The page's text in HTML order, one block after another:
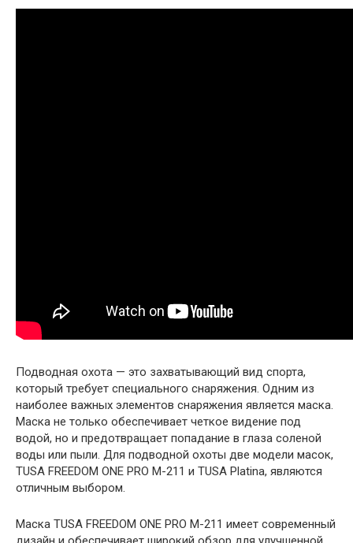
Подводная охота — это захватывающий вид спорта,
который требует специального снаряжения. Одним из
наиболее важных элементов снаряжения является маска.
Маска не только обеспечивает четкое видение под
водой, но и предотвращает попадание в глаза соленой
воды или пыли. Для подводной охоты две модели масок,
TUSA FREEDOM ONE PRO M-211 и TUSA Platina, являются
отличным выбором.
Маска TUSA FREEDOM ONE PRO M-211 имеет современный